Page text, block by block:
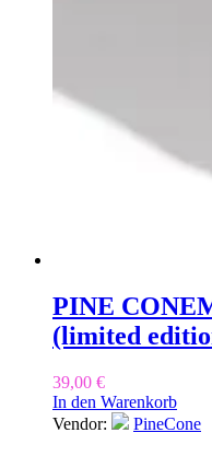
PINE CONE
(limited
39,00 €
In den Warenkorb
Vendor:
PineCone